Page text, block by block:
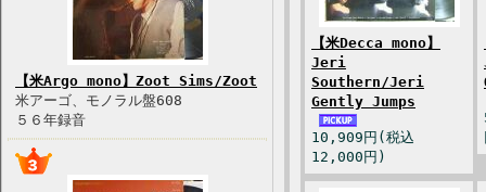
【米Argo mono】Zoot Sims/Zoot
米アーゴ、モノラル盤608
５６年録音
【米Decca mono】
Jeri
Southern/Jeri
Gently Jumps
10,909円(税込
12,000円)